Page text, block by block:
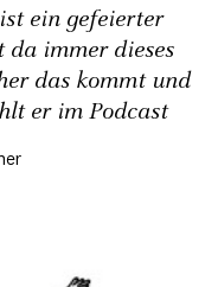
ein gefeierter
immer dieses
das kommt und
er im Podcast